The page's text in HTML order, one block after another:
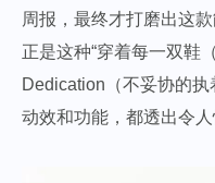
周报，最终才打磨出这款
正是这种“穿着每一双鞋
Dedication（不妥协的
动效和功能，都透出令人